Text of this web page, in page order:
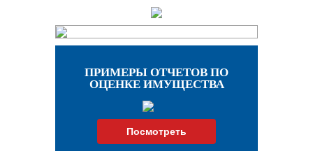
ПРИМЕРЫ ОТЧЕТОВ ПО
ОЦЕНКЕ ИМУЩЕСТВА
Посмотреть